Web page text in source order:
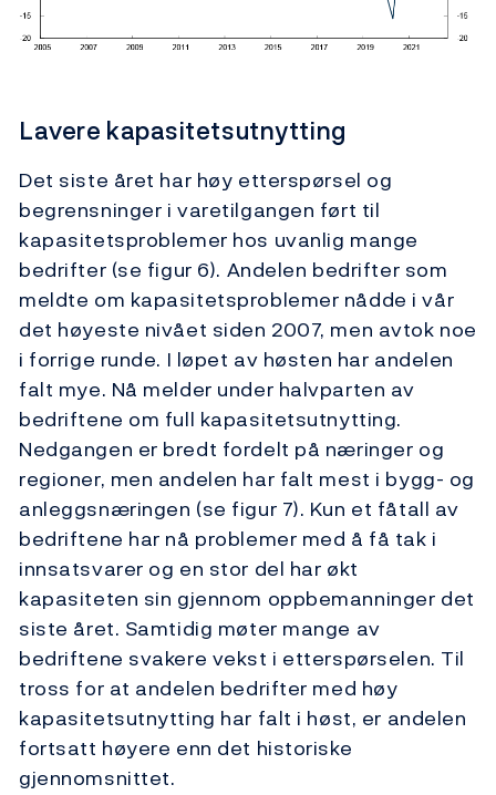
Lavere kapasitetsutnytting
Det siste året har høy etterspørsel og
begrensninger i varetilgangen ført til
kapasitetsproblemer hos uvanlig mange
bedrifter (se figur 6). Andelen bedrifter som
meldte om kapasitetsproblemer nådde i vår
det høyeste nivået siden 2007, men avtok noe
i forrige runde. I løpet av høsten har andelen
falt mye. Nå melder under halvparten av
bedriftene om full kapasitetsutnytting.
Nedgangen er bredt fordelt på næringer og
regioner, men andelen har falt mest i bygg- og
anleggsnæringen (se figur 7). Kun et fåtall av
bedriftene har nå problemer med å få tak i
innsatsvarer og en stor del har økt
kapasiteten sin gjennom oppbemanninger det
siste året. Samtidig møter mange av
bedriftene svakere vekst i etterspørselen. Til
tross for at andelen bedrifter med høy
kapasitetsutnytting har falt i høst, er andelen
fortsatt høyere enn det historiske
gjennomsnittet.